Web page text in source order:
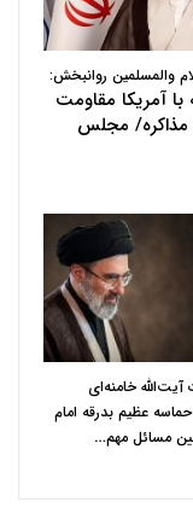
والمسلمین روانبخش:
با آمریکا مقاومت
مجلس
خامنه‌ای
عظیم بدرقه امام
مسائل مهم…